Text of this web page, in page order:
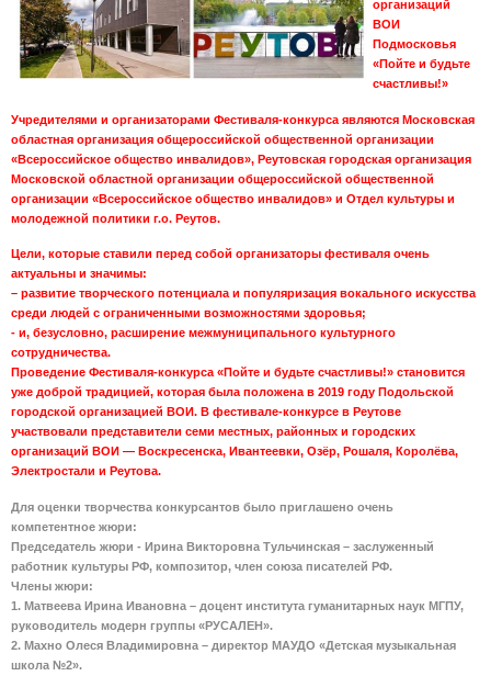
организаций
ВОИ
Подмосковья
«Пойте и будьте
счастливы!»
Учредителями и организаторами Фестиваля-конкурса являются Московская
областная организация общероссийской общественной организации
«Всероссийское общество инвалидов», Реутовская городская организация
Московской областной организации общероссийской общественной
организации «Всероссийское общество инвалидов» и Отдел культуры и
молодежной политики г.о. Реутов.
Цели, которые ставили перед собой организаторы фестиваля очень
актуальны и значимы:
– развитие творческого потенциала и популяризация вокального искусства
среди людей с ограниченными возможностями здоровья;
- и, безусловно, расширение межмуниципального культурного
сотрудничества.
Проведение Фестиваля-конкурса «Пойте и будьте счастливы!» становится
уже доброй традицией, которая была положена в 2019 году Подольской
городской организацией ВОИ. В фестивале-конкурсе в Реутове
участвовали представители семи местных, районных и городских
организаций ВОИ — Воскресенска, Ивантеевки, Озёр, Рошаля, Королёва,
Электростали и Реутова.
Для оценки творчества конкурсантов было приглашено очень
компетентное жюри:
Председатель жюри - Ирина Викторовна Тульчинская – заслуженный
работник культуры РФ, композитор, член союза писателей РФ.
Члены жюри:
1. Матвеева Ирина Ивановна – доцент института гуманитарных наук МГПУ,
руководитель модерн группы «РУСАЛЕН».
2. Махно Олеся Владимировна – директор МАУДО «Детская музыкальная
школа №2».